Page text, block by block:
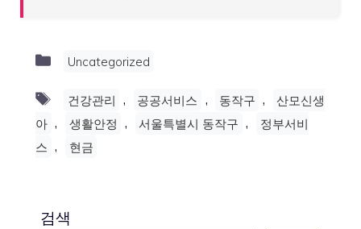
Categories
Uncategorized
Tags
건강관리 , 공공서비스 , 동작구 ,
산모신생
아 , 생활안정 , 서울특별시 동작구 ,
정부서비
스 , 현금
검색